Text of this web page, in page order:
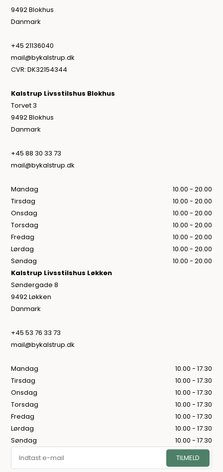
9492 Blokhus
Danmark
+45 21136040
mail@bykalstrup.dk
CVR: DK32154344
Kalstrup Livsstilshus Blokhus
Torvet 3
9492 Blokhus
Danmark
+45 88 30 33 73
mail@bykalstrup.dk
Mandag
10.00 - 20.00
Tirsdag
10.00 - 20.00
Onsdag
10.00 - 20.00
Torsdag
10.00 - 20.00
Fredag
10.00 - 20.00
Lørdag
10.00 - 20.00
Søndag
10.00 - 20.00
Kalstrup Livsstilshus Løkken
Søndergade 8
9492 Løkken
Danmark
+45 53 76 33 73
mail@bykalstrup.dk
Mandag
10.00 - 17.30
Tirsdag
10.00 - 17.30
Onsdag
10.00 - 17.30
Torsdag
10.00 - 17.30
Fredag
10.00 - 17.30
Lørdag
10.00 - 17.30
Søndag
10.00 - 17.30